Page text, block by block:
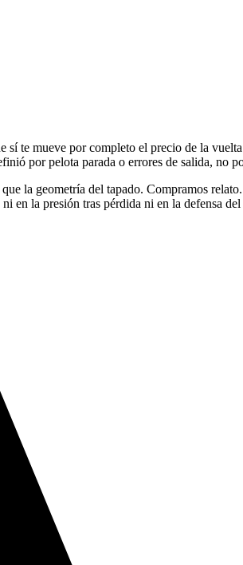
te mueve por completo el precio de la
por pelota parada o errores de salida, no
la geometría del tapado. Compramos
en la presión tras pérdida ni en la defensa